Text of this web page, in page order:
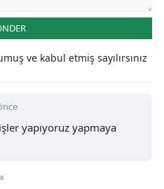
ve kabul etmiş sayılırsınız
yapıyoruz yapmaya